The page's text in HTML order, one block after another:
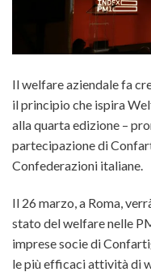
Il welfare aziendale fa
il principio che ispira
alla quarta edizione –
partecipazione di
Confederazioni italiane.
Il 26 marzo, a Roma,
stato del welfare nelle
imprese socie di
le più efficaci attività di